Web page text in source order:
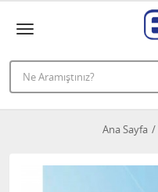
Ana Sayfa